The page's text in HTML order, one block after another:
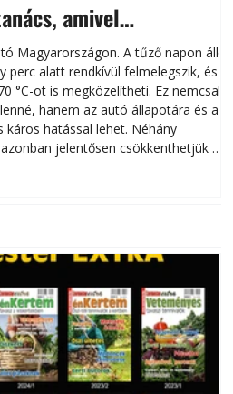
amivel
a nyári károktól
Magyarországon. A tűző napon álló
perc alatt rendkívül felmelegszik, és
°C-ot is megközelítheti. Ez nemcsak
hanem az autó állapotára és a
hatással lehet. Néhány
jelentősen csökkenthetjük a